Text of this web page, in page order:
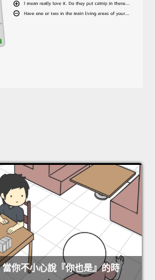
當你不小心說『你也是』的時